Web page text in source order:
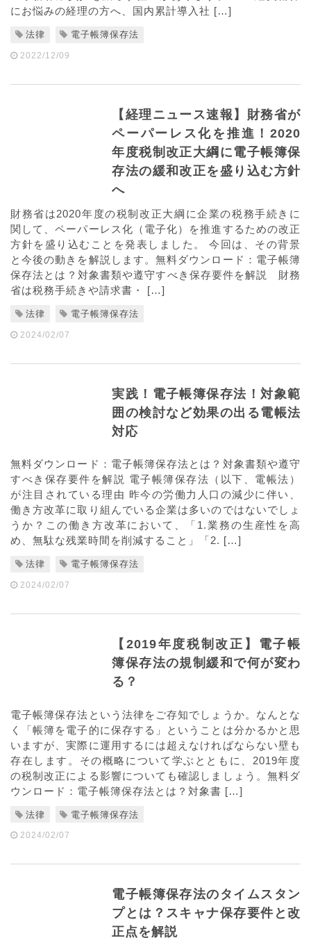
にお悩みの経理の方へ、国内累計導入社 […]
法律 電子帳簿保存法
2022/12/09
【経理ニュース速報】財務省が
ペーパーレス化を推進！2020
年度税制改正大綱に電子帳簿保
存法の緩和改正を盛り込む方針
へ
財務省は2020年度の税制改正大綱に企業の税務手続きに
関して、ペーパーレス化（電子化）を推進するための改正
方針を盛り込むことを発表しました。 今回は、その背景
と今後の動きを解説します。無料ダウンロード：電子帳簿
保存法とは？対象書類や遵守すべき保存要件を解説 財務
省は税務手続きや請求書・ […]
法律 電子帳簿保存法
2024/02/07
実践！電子帳簿保存法！対象範
囲の検討など効果の出る電帳法
対応
無料ダウンロード：電子帳簿保存法とは？対象書類や遵守
すべき保存要件を解説 電子帳簿保存法（以下、電帳法）
が注目されている理由 昨今の労働力人口の減少に伴い、
働き方改革に取り組んでいる企業は多いのではないでしょ
うか？この働き方改革において、「1.業務の生産性を高
め、無駄な残業時間を削減すること」「2. […]
法律 電子帳簿保存法
2024/02/07
【2019年度税制改正】電子帳
簿保存法の規制緩和で何が変わ
る？
電子帳簿保存法という法律をご存知でしょうか。なんとな
く「帳簿を電子的に保存する」ということは分かるかと思
いますが、実際に運用するには超えなければならない壁も
存在します。その概略について学ぶとともに、2019年度
の税制改正による影響についても確認しましょう。無料ダ
ウンロード：電子帳簿保存法とは？対象書 […]
法律 電子帳簿保存法
2024/02/07
電子帳簿保存法のタイムスタン
プとは？スキャナ保存要件と改
正点を解説